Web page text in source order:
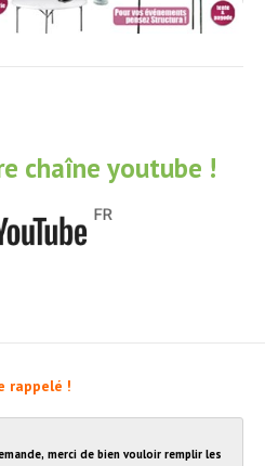
chaîne youtube !
rappelé !
merci de bien vouloir remplir les